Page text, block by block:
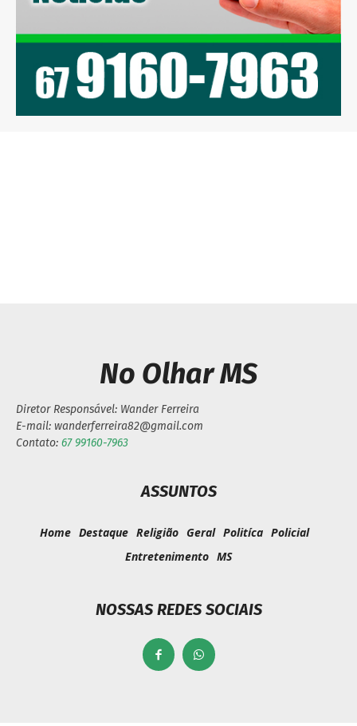
No Olhar MS
Diretor Responsável: Wander Ferreira
E-mail: wanderferreira82@gmail.com
Contato: 67 99160-7963
ASSUNTOS
Home Destaque Religião Geral Politíca Policial
Entretenimento MS
NOSSAS REDES SOCIAIS